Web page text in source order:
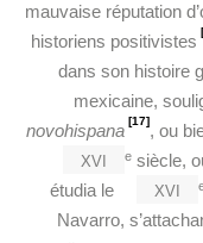
mauvaise réputation
historiens positivistes
dans son histoire
mexicaine,
novohispana [17], ou
xvi esiècle,
étudia le
xvi
Navarro,